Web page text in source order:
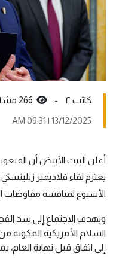
کاتب ٢ -
13/12/2025 | 09:31 AM
أعلن البيت الأبيض أن
يعتزم لقاء فلاديمير
الأسبوع لمناقشة مفاوضات
ويهدف الاجتماع إلى سد
إلى اتفاق قبل نهاية العام،